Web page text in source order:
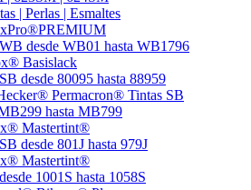
| Perlas | Esmaltes
desde WB01 hasta WB1796
Basislack
desde 80095 hasta 88959
Permacron® Tintas SB
hasta MB799
Mastertint®
desde 801J hasta 979J
Mastertint®
1001S hasta 1058S